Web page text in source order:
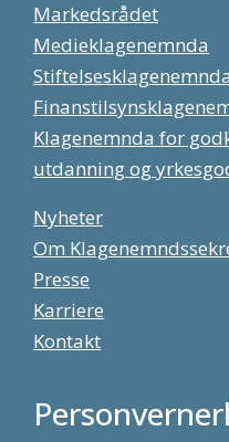
Markedsrådet
Medieklagenemnda
Stiftelsesklagenemnda
Klagenemnda for
utdanning og
Nyheter
Om
Presse
Karriere
Kontakt